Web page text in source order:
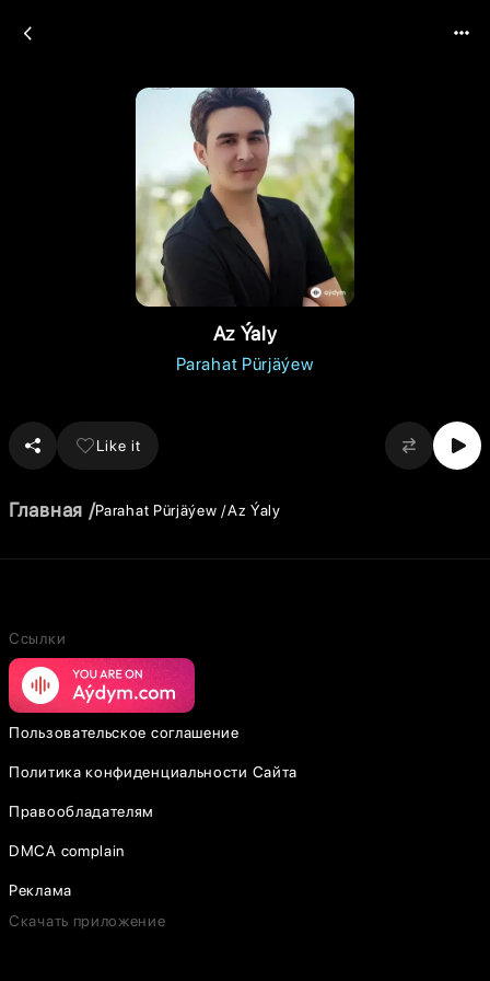
Az Ýaly
Parahat Pürjäýew
Like it
Главная Parahat Pürjäýew Az Ýaly
Ссылки
Пользовательское соглашение
Политика конфиденциальности Сайта
Правообладателям
DMCA complain
Реклама
Скачать приложение